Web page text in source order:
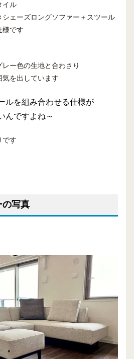
イル
シェーズロングソファー＋スツール
様です
ー色の生地と合わさり
を出しています
ルを組み合わせる仕様が
んですよね～
です
の写真